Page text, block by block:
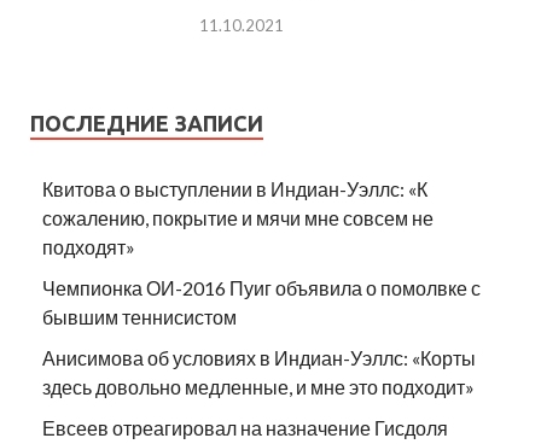
11.10.2021
ПОСЛЕДНИЕ ЗАПИСИ
Квитова о выступлении в Индиан-Уэллс: «К
сожалению, покрытие и мячи мне совсем не
подходят»
Чемпионка ОИ-2016 Пуиг объявила о помолвке с
бывшим теннисистом
Анисимова об условиях в Индиан-Уэллс: «Корты
здесь довольно медленные, и мне это подходит»
Евсеев отреагировал на назначение Гисдоля